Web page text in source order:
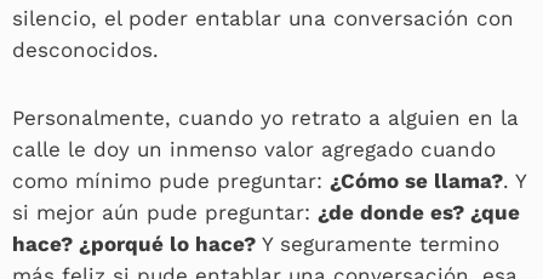
silencio, el poder entablar una conversación con
desconocidos.
Personalmente, cuando yo retrato a alguien en la
calle le doy un inmenso valor agregado cuando
como mínimo pude preguntar: ¿Cómo se llama?. Y
si mejor aún pude preguntar: ¿de donde es? ¿que
hace? ¿porqué lo hace? Y seguramente termino